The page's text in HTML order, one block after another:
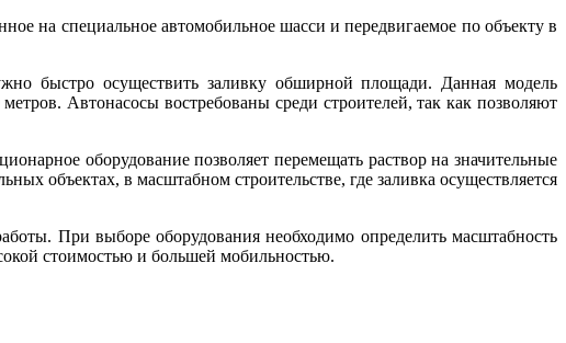
на специальное автомобильное шасси и передвигаемое по объекту в
быстро осуществить заливку обширной площади. Данная модель
Автонасосы востребованы среди строителей, так как позволяют
оборудование позволяет перемещать раствор на значительные
объектах, в масштабном строительстве, где заливка осуществляется
При выборе оборудования необходимо определить масштабность
стоимостью и большей мобильностью.